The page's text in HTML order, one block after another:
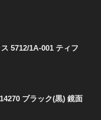
5712/1A-001 ティフ
ブラック(黒) 鏡面